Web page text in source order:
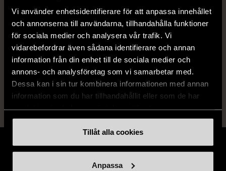
Vi använder enhetsidentifierare för att anpassa innehållet
och annonserna till användarna, tillhandahålla funktioner
för sociala medier och analysera vår trafik. Vi
vidarebefordrar även sådana identifierare och annan
information från din enhet till de sociala medier och
annons- och analysföretag som vi samarbetar med.
Dessa kan i sin tur kombinera informationen med annan
information som du har tillhandahållit eller som de har
Tillåt alla cookies
Anpassa
Produkten är sparsamt använd, är av fin
kvalitet och ska inte ha några skador eller
förslitningar.
Läs mer om hur vi bedömer